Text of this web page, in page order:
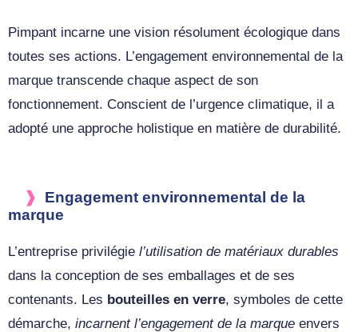
Pimpant incarne une vision résolument écologique dans
toutes ses actions. L’engagement environnemental de la
marque transcende chaque aspect de son
fonctionnement. Conscient de l’urgence climatique, il a
adopté une approche holistique en matière de durabilité.
Engagement environnemental de la
marque
L’entreprise privilégie l’utilisation de matériaux durables
dans la conception de ses emballages et de ses
contenants. Les bouteilles en verre, symboles de cette
démarche, incarnent l’engagement de la marque envers